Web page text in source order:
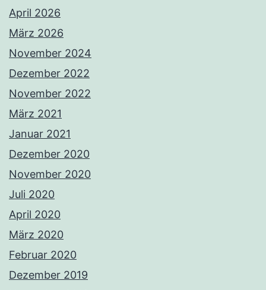
April 2026
März 2026
November 2024
Dezember 2022
November 2022
März 2021
Januar 2021
Dezember 2020
November 2020
Juli 2020
April 2020
März 2020
Februar 2020
Dezember 2019